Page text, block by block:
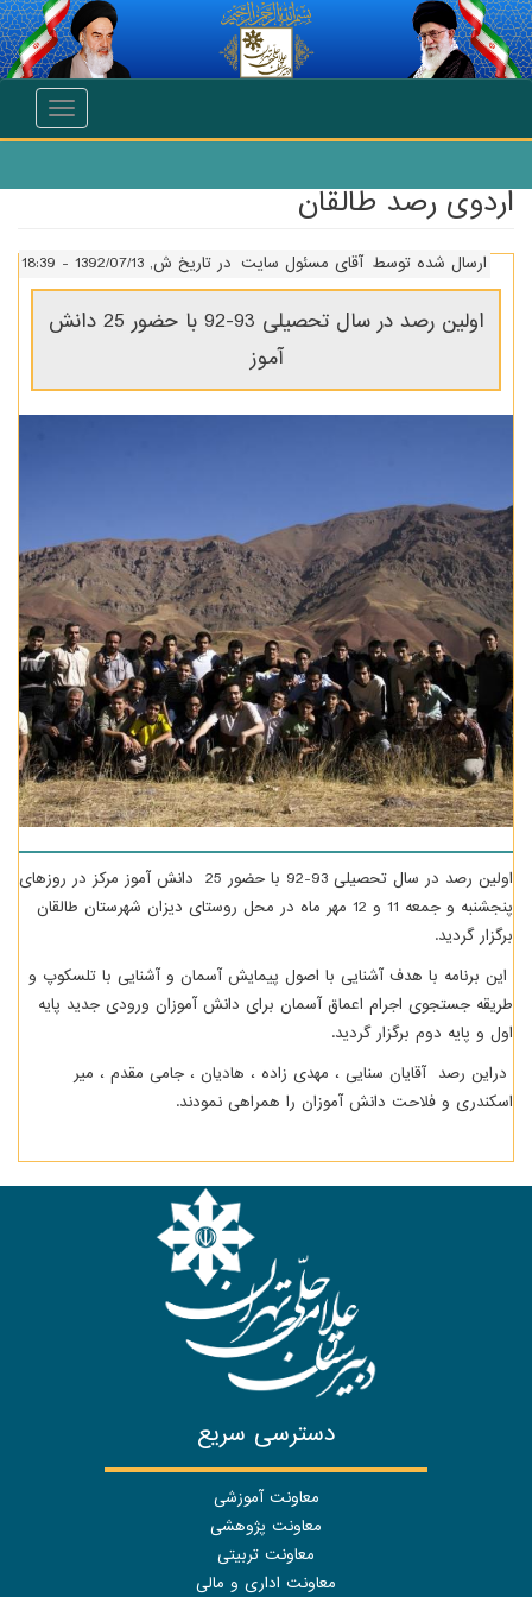
انتقال به محتوای اصلی
Toggle
اردوی رصد طالقان
ارسال شده توسط آقای مسئول سایت در تاریخ ش, 1392/07/13 - 18:39
اولین رصد در سال تحصیلی 93-92 با حضور 25 دانش
آموز
اولین رصد در سال تحصیلی 93-92 با حضور 25 دانش آموز مرکز در روزهای
پنجشنبه و جمعه 11 و 12 مهر ماه در محل روستای دیزان شهرستان طالقان
برگزار گردید.
این برنامه با هدف آشنایی با اصول پیمایش آسمان و آشنایی با تلسکوپ و
طریقه جستجوی اجرام اعماق آسمان برای دانش آموزان ورودی جدید پایه
اول و پایه دوم برگزار گردید.
دراین رصد آقایان سنایی ، مهدی زاده ، هادیان ، جامی مقدم ، میر
اسکندری و فلاحت دانش آموزان را همراهی نمودند.
دسترسی سریع
معاونت آموزشی
معاونت پژوهشی
معاونت تربیتی
معاونت اداری و مالی